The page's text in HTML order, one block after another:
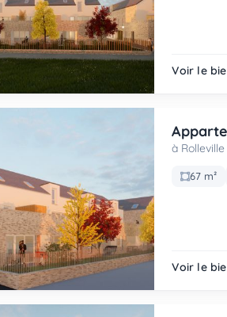
Voir le
à Rolleville
67 m²
Voir le